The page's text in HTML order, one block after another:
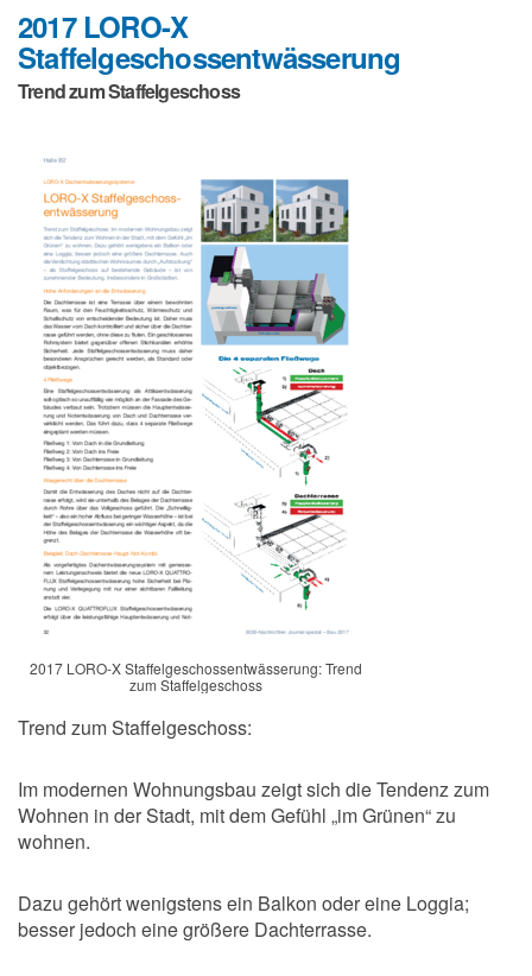
2017 LORO-X
Staffelgeschossentwässerung
Trend zum Staffelgeschoss
2017 LORO-X Staffelgeschossentwässerung: Trend
zum Staffelgeschoss
Trend zum Staffelgeschoss:
Im modernen Wohnungsbau zeigt sich die Tendenz zum
Wohnen in der Stadt, mit dem Gefühl „im Grünen“ zu
wohnen.
Dazu gehört wenigstens ein Balkon oder eine Loggia;
besser jedoch eine größere Dachterrasse.